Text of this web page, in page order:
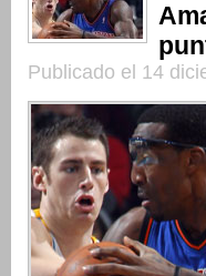
Publicado el 14